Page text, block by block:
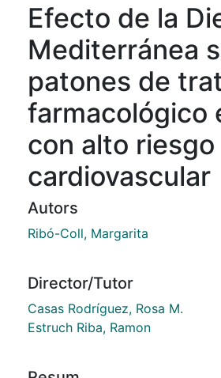
Efecto de la
Mediterránea
patones de
farmacológico
con alto riesgo
cardiovascular
Autors
Ribó-Coll, Margarita
Director/Tutor
Casas Rodríguez, Rosa M.
Estruch Riba, Ramon